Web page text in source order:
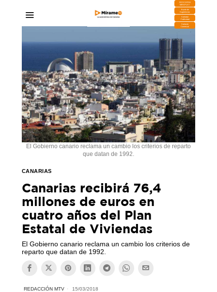
DESCARGA
MIRAPLAY
Buzón de
Sugerencias
Contratar
Publicidad
Contacto
Comercial
El Gobierno canario reclama un cambio los criterios de reparto
que datan de 1992.
CANARIAS
Canarias recibirá 76,4
millones de euros en
cuatro años del Plan
Estatal de Viviendas
El Gobierno canario reclama un cambio los criterios de
reparto que datan de 1992.
REDACCIÓN MTV 15/03/2018